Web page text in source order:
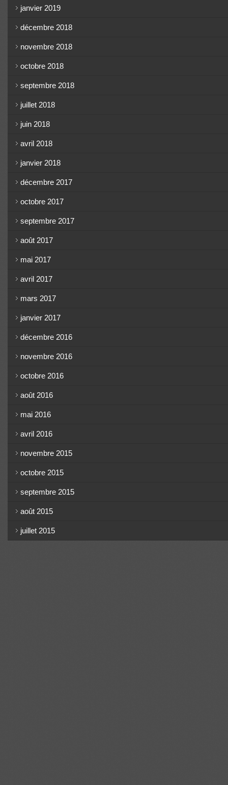
janvier 2019
décembre 2018
novembre 2018
octobre 2018
septembre 2018
juillet 2018
juin 2018
avril 2018
janvier 2018
décembre 2017
octobre 2017
septembre 2017
août 2017
mai 2017
avril 2017
mars 2017
janvier 2017
décembre 2016
novembre 2016
octobre 2016
août 2016
mai 2016
avril 2016
novembre 2015
octobre 2015
septembre 2015
août 2015
juillet 2015